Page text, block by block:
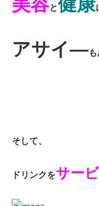
美容と健康
アサイ―
そして、
ドリンクをサー